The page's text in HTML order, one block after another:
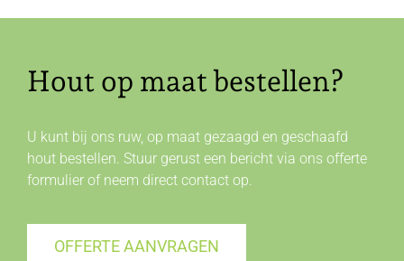
Hout op maat bestellen?
U kunt bij ons ruw, op maat gezaagd en geschaafd
hout bestellen. Stuur gerust een bericht via ons offerte
formulier of neem direct contactop.
OFFERTE AANVRAGEN